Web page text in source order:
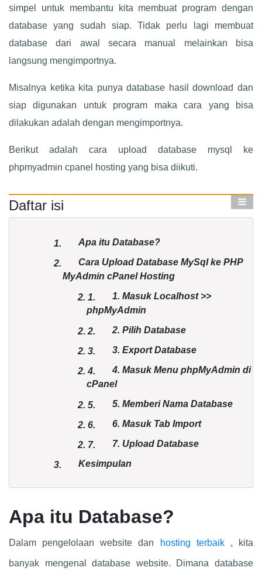
simpel untuk membantu kita membuat program dengan
database yang sudah siap. Tidak perlu lagi membuat
database dari awal secara manual melainkan bisa
langsung mengimportnya.
Misalnya ketika kita punya database hasil download dan
siap digunakan untuk program maka cara yang bisa
dilakukan adalah dengan mengimportnya.
Berikut adalah cara upload database mysql ke
phpmyadmin cpanel hosting yang bisa diikuti.
Daftar isi
1. Apa itu Database?
2.
Cara Upload Database MySql ke PHP
MyAdmin cPanel Hosting
2. 1.
1. Masuk Localhost >>
phpMyAdmin
2. 2. 2. Pilih Database
2. 3. 3. Export Database
2.4.
4. Masuk Menu phpMyAdmin di
cPanel
2. 5. 5. Memberi Nama Database
2. 6. 6. Masuk Tab Import
2. 7. 7. Upload Database
3. Kesimpulan
Apa itu Database?
Dalam pengelolaan website dan hosting terbaik , kita
banyak mengenal database website. Dimana database